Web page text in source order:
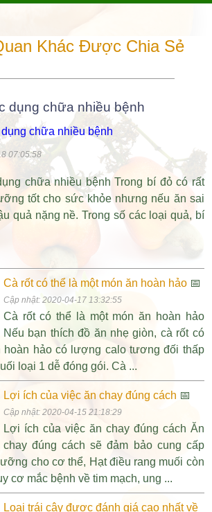
Khác Được Chia Sẻ
dụng chữa nhiều bệnh
07:05:58
chữa nhiều bệnh Trong bí đỏ có rất
tốt cho sức khỏe nhưng nếu ăn sai
quả nặng nề. Trong số các loại quả, bí
Cà rốt có thể là một món ăn hoàn hảo📅
Cập nhật: 2020-04-17 13:32:55
Cà rốt có thể là một món ăn hoàn hảo
Nếu bạn thích đồ ăn nhẹ giòn, cà rốt có
hoàn hảo có lượng calo tương đối thấp
loại 1 dễ đóng gói. Cà ...
Lợi ích của việc ăn chay đúng cách 📅
Cập nhật: 2020-04-15 21:18:29
Lợi ích của việc ăn chay đúng cách Ăn
chay đúng cách sẽ đảm bảo cung cấp
cho cơ thể, Hạt điều rang muối còn
cơ mắc bệnh về tim mạch, ung ...
Loại trái cây được đánh giá cao nhất về